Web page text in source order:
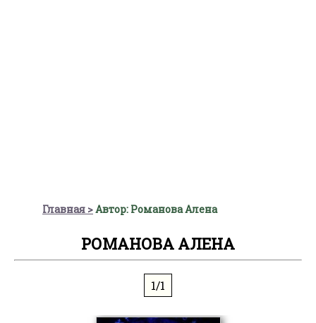
Главная Автор: Романова Алена
РОМАНОВА АЛЕНА
1/1